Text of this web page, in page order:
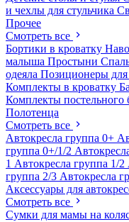
и чехлы для стульчика
Прочее
Смотреть все
Бортики в кроватку
малыша Простыни
одеяла Позиционеры для
Комплекты в кроватку
Комплекты постельного
Полотенца
Смотреть все
Автокресла группа 0+
группа 0+/1/2
1 Автокресла группа 1/2
группа 2/3 Автокресла
Аксессуары для
Смотреть все
Сумки для мамы на